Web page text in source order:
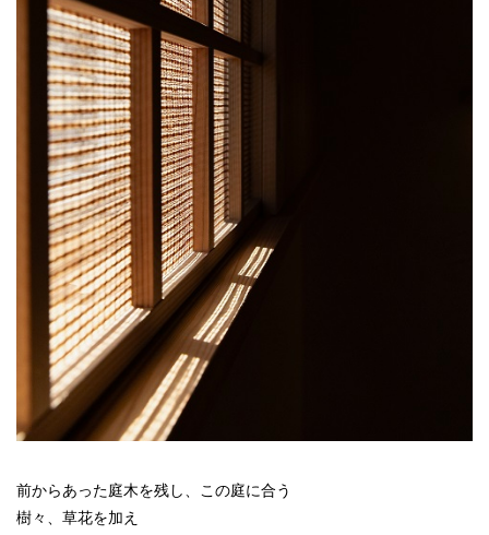
前からあった庭木を残し、この庭に合う
樹々、草花を加え